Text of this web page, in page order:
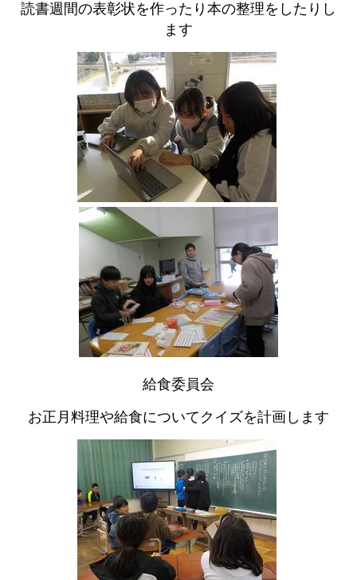
読書週間の表彰状を作ったり本の整理をしたりし
ます
給食委員会
お正月料理や給食についてクイズを計画します